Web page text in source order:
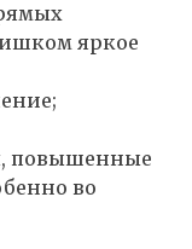
яркое
повышенные
во